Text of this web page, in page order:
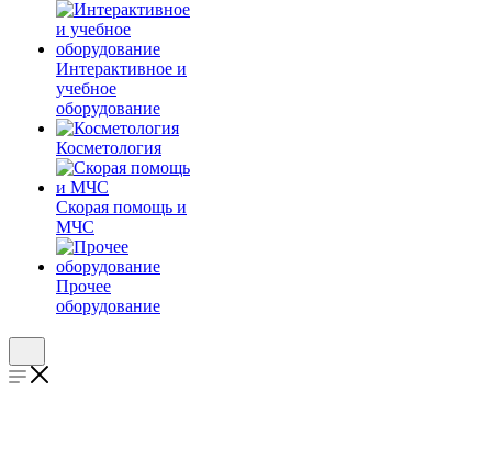
Интерактивное и
учебное
оборудование
Косметология
Скорая помощь и
МЧС
Прочее
оборудование